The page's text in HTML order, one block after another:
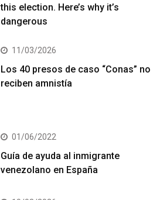
this election. Here’s why it’s
dangerous
11/03/2026
Los 40 presos de caso “Conas” no
reciben amnistía
01/06/2022
Guía de ayuda al inmigrante
venezolano en España